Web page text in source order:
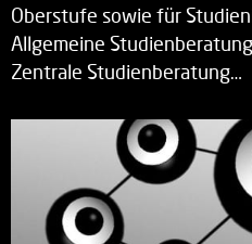
Oberstufe sowie für
Allgemeine
Zentrale Studienberatung…